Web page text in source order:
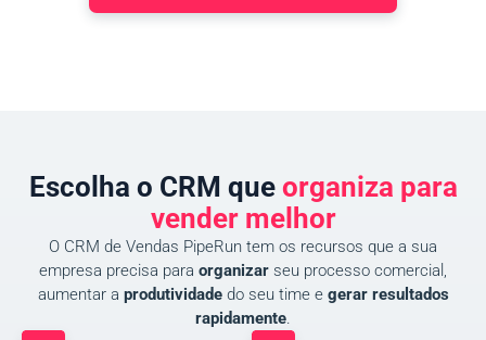
Escolha o CRM que organiza para
vender melhor
O CRM de Vendas PipeRun tem os recursos que a sua
empresa precisa para organizar seu processo comercial,
aumentar a produtividadedo seu time e gerar resultados
rapidamente.